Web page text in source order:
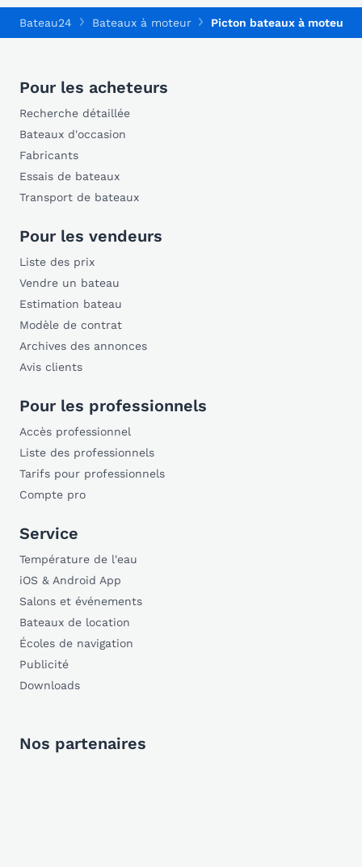
Bateau24 Bateaux à moteur Picton bateaux à moteur
Pour les acheteurs
Recherche détaillée
Bateaux d'occasion
Fabricants
Essais de bateaux
Transport de bateaux
Pour les vendeurs
Liste des prix
Vendre un bateau
Estimation bateau
Modèle de contrat
Archives des annonces
Avis clients
Pour les professionnels
Accès professionnel
Liste des professionnels
Tarifs pour professionnels
Compte pro
Service
Température de l'eau
iOS & Android App
Salons et événements
Bateaux de location
Écoles de navigation
Publicité
Downloads
Nos partenaires